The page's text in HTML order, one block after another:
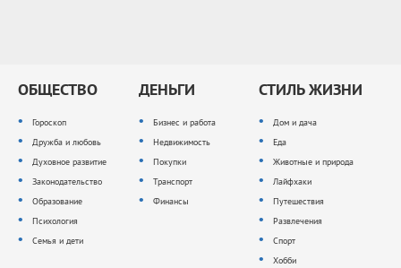
ОБЩЕСТВО
Гороскоп
Дружба и любовь
Духовное развитие
Законодательство
Образование
Психология
Семья и дети
ДЕНЬГИ
Бизнес и работа
Недвижимость
Покупки
Транспорт
Финансы
СТИЛЬ ЖИЗНИ
Дом и дача
Еда
Животные и природа
Лайфхаки
Путешествия
Развлечения
Спорт
Хобби